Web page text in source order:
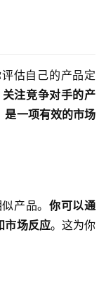
估自己的产品定
关注竞争对手的产
是一项有效的市场
似产品。你可以通
市场反应。这为你